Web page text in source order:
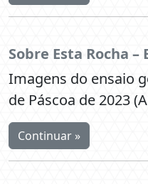
Sobre Esta Rocha –
Imagens do ensaio
de Páscoa de 2023
Continuar »